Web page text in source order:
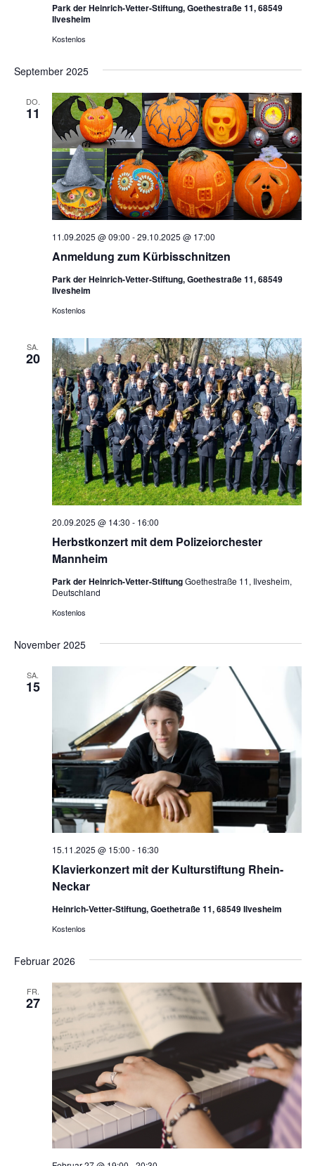
Park der Heinrich-Vetter-Stiftung, Goethestraße 11, 68549
Ilvesheim
Kostenlos
September 2025
DO.
11
Anmeldung zum Kürbisschnitzen
11.09.2025 @ 09:00 -29.10.2025 @ 17:00
Park der Heinrich-Vetter-Stiftung, Goethestraße 11, 68549
Ilvesheim
Kostenlos
SA.
20
Herbstkonzert mit dem Polizeiorchester
Mannheim
20.09.2025 @ 14:30 - 16:00
Park der Heinrich-Vetter-StiftungGoethestraße 11, Ilvesheim,
Deutschland
Kostenlos
November 2025
SA.
15
Klavierkonzert mit der Kulturstiftung Rhein-
Neckar
15.11.2025 @ 15:00 - 16:30
Heinrich-Vetter-Stiftung, Goethetraße 11, 68549 Ilvesheim
Kostenlos
Februar 2026
FR.
27